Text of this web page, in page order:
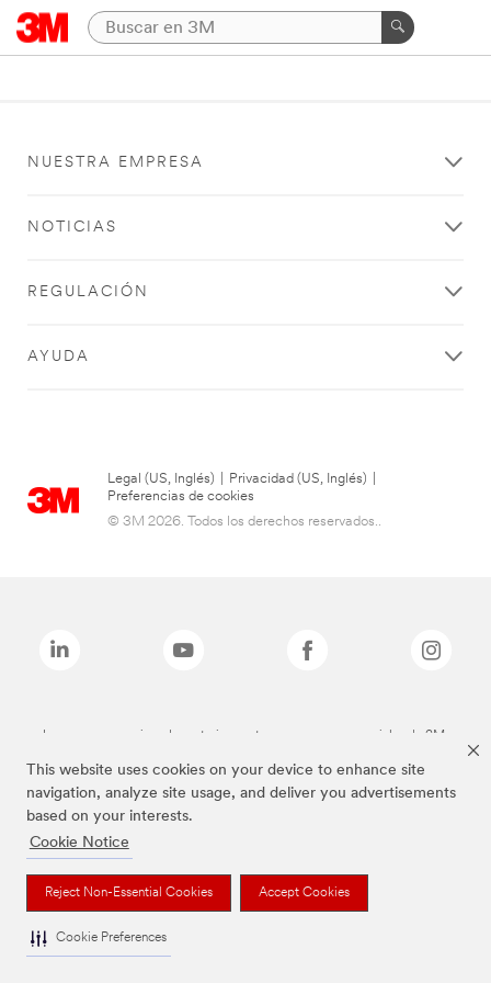
This website uses cookies on your device to enhance site
navigation, analyze site usage, and deliver you advertisements
based on your interests.
Cookie Notice
Reject Non-Essential Cookies Accept Cookies
Cookie Preferences
NUESTRA EMPRESA
NOTICIAS
REGULACIÓN
AYUDA
Legal (US, Inglés) Privacidad (US, Inglés)
Preferencias de cookies
© 3M 2026. Todos los derechos reservados..
Las marcas mencionadas anteriormente son marcas comerciales de 3M.